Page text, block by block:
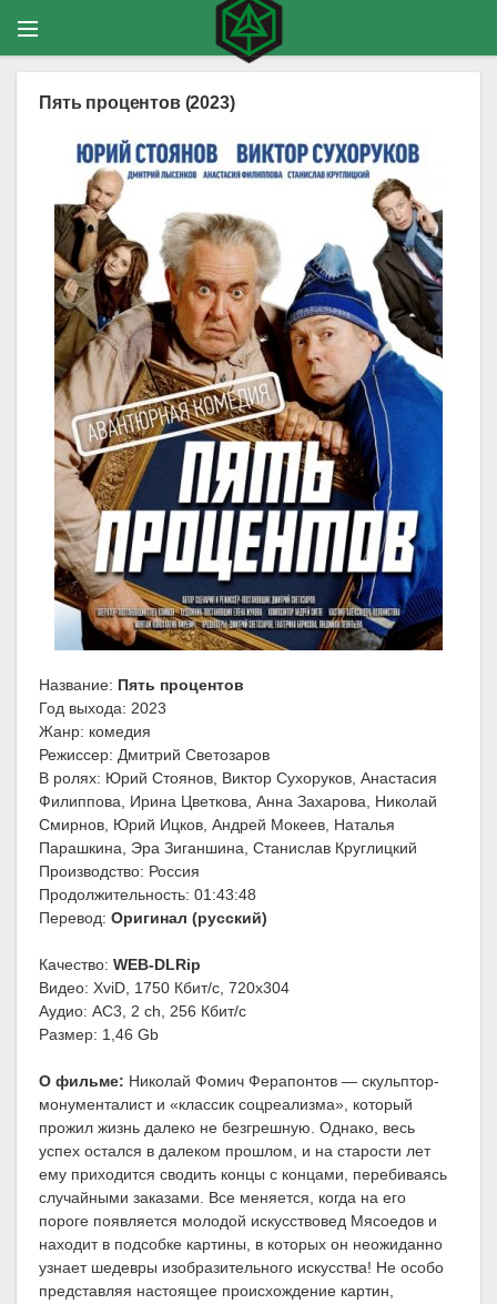
Пять процентов (2023)
Название: Пять процентов
Год выхода: 2023
Жанр: комедия
Режиссер: Дмитрий Светозаров
В ролях: Юрий Стоянов, Виктор Сухоруков, Анастасия
Филиппова, Ирина Цветкова, Анна Захарова, Николай
Смирнов, Юрий Ицков, Андрей Мокеев, Наталья
Парашкина, Эра Зиганшина, Станислав Круглицкий
Производство: Россия
Продолжительность: 01:43:48
Перевод: Оригинал (русский)
Качество: WEB-DLRip
Видео: XviD, 1750 Кбит/с, 720x304
Аудио: AC3, 2 ch, 256 Кбит/с
Размер: 1,46 Gb
О фильме: Николай Фомич Ферапонтов — скульптор-
монументалист и «классик соцреализма», который
прожил жизнь далеко не безгрешную. Однако, весь
успех остался в далеком прошлом, и на старости лет
ему приходится сводить концы с концами, перебиваясь
случайными заказами. Все меняется, когда на его
пороге появляется молодой искусствовед Мясоедов и
находит в подсобке картины, в которых он неожиданно
узнает шедевры изобразительного искусства! Не особо
представляя настоящее происхождение картин,